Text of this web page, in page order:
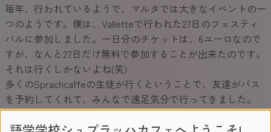
毎年、行われているようで、マルタでは大きなイベントの一
つのようです。僕は、Valletteで行われた27日のフェスティ
バルに参加しました。一日分のチケットは、6ユーロなので
すが、なんと27日だけ無料で参加することが出来たのです。
それは行くしかないよね(笑)
多くのSprachcaffeの生徒が行くということで、友達がバス
を予約してくれて、みんなで遠足気分で行ってきました。
その数、50人以上。多い(笑)